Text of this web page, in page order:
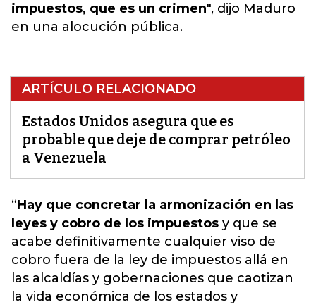
impuestos, que es un crimen", dijo Maduro
en una alocución pública.
ARTÍCULO RELACIONADO
Estados Unidos asegura que es
probable que deje de comprar petróleo
a Venezuela
“Hay que concretar la armonización en las
leyes y cobro de los impuestos y que se
acabe definitivamente cualquier viso de
cobro fuera de la ley de impuestos allá en
las alcaldías y gobernaciones que caotizan
la vida económica de los estados y